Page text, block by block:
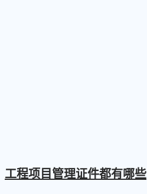
工程项目管理证件都有哪些